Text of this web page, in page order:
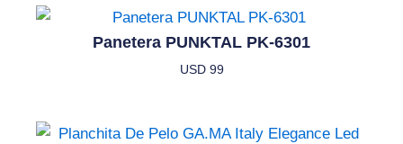
Panetera PUNKTAL PK-6301
USD99